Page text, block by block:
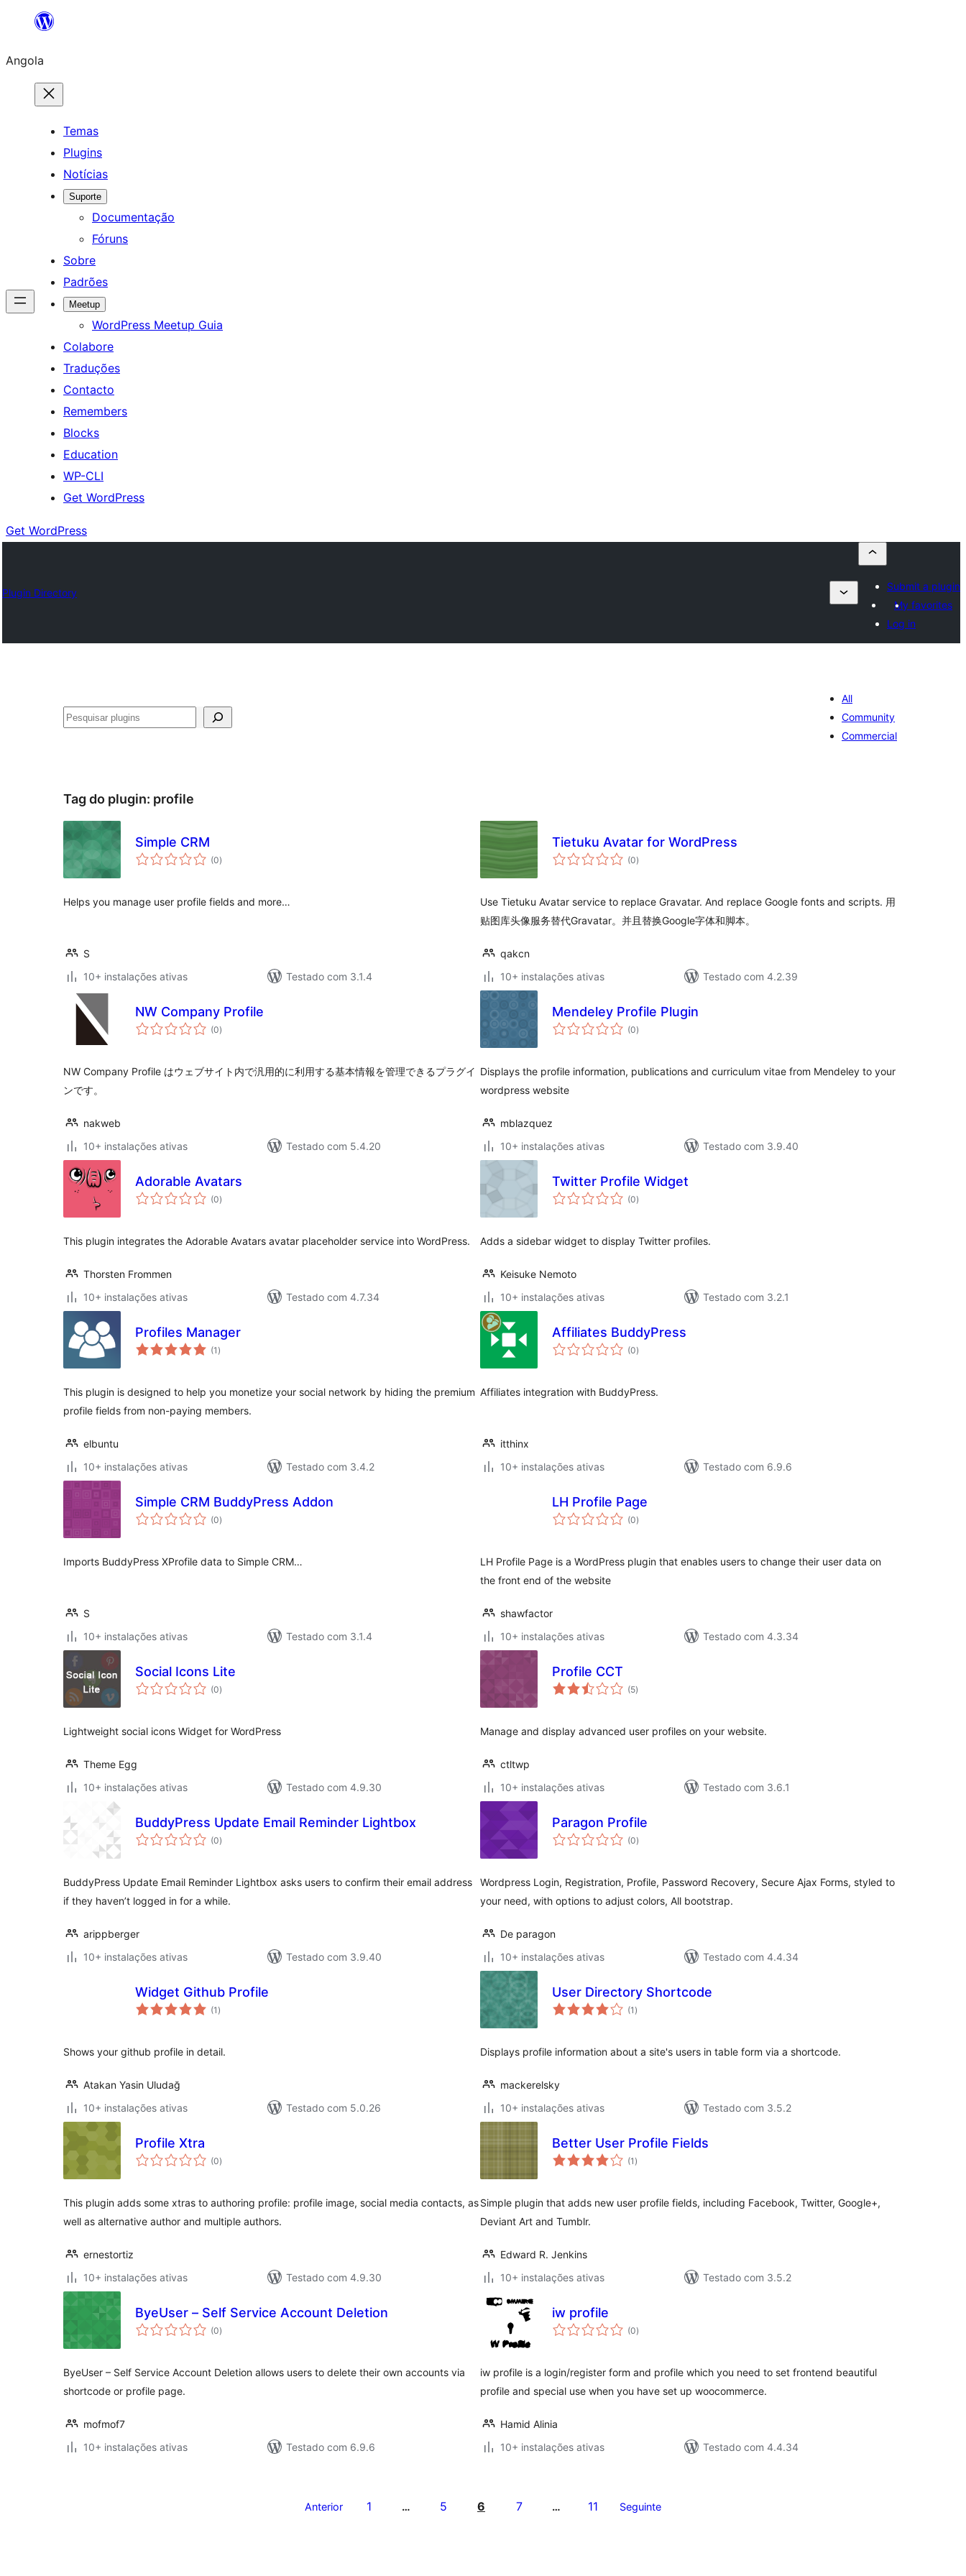
Saltar
o
conteúdo
Angola
Temas
Plugins
Notícias
Suporte
Documentação
Fóruns
Sobre
Padrões
Meetup
WordPress Meetup Guia
Colabore
Traduções
Contacto
Remembers
Blocks
Education
WP-CLI
Get WordPress
Get WordPress
Plugin Directory
Submit a plugin
My favorites
Log in
Pesquisar
All
Community
Commercial
Tag do plugin: profile
Simple CRM
(0avaliações
totais
)
Helps you manage user profile fields and more…
S
10+ instalações ativas
Testado com 3.1.4
Tietuku Avatar for WordPress
(0avaliações
totais
)
Use Tietuku Avatar service to replace Gravatar. And replace Google fonts and scripts. 用
贴图库头像服务替代Gravatar。并且替换Google字体和脚本。
qakcn
10+ instalações ativas
Testado com 4.2.39
NW Company Profile
(0avaliações
totais
)
NW Company Profile はウェブサイト内で汎用的に利用する基本情報を管理できるプラグイ
ンです。
nakweb
10+ instalações ativas
Testado com 5.4.20
Mendeley Profile Plugin
(0avaliações
totais
)
Displays the profile information, publications and curriculum vitae from Mendeley to your
wordpress website
mblazquez
10+ instalações ativas
Testado com 3.9.40
Adorable Avatars
(0avaliações
totais
)
This plugin integrates the Adorable Avatars avatar placeholder service into WordPress.
Thorsten Frommen
10+ instalações ativas
Testado com 4.7.34
Twitter Profile Widget
(0avaliações
totais
)
Adds a sidebar widget to display Twitter profiles.
Keisuke Nemoto
10+ instalações ativas
Testado com 3.2.1
Profiles Manager
(1 avaliações
totais
)
This plugin is designed to help you monetize your social network by hiding the premium
profile fields from non-paying members.
elbuntu
10+ instalações ativas
Testado com 3.4.2
Affiliates BuddyPress
(0avaliações
totais
)
Affiliates integration with BuddyPress.
itthinx
10+ instalações ativas
Testado com 6.9.6
Simple CRM BuddyPress Addon
(0avaliações
totais
)
Imports BuddyPress XProfile data to Simple CRM…
S
10+ instalações ativas
Testado com 3.1.4
LH Profile Page
(0avaliações
totais
)
LH Profile Page is a WordPress plugin that enables users to change their user data on
the front end of the website
shawfactor
10+ instalações ativas
Testado com 4.3.34
Social Icons Lite
(0avaliações
totais
)
Lightweight social icons Widget for WordPress
Theme Egg
10+ instalações ativas
Testado com 4.9.30
Profile CCT
(5avaliações
totais
)
Manage and display advanced user profiles on your website.
ctltwp
10+ instalações ativas
Testado com 3.6.1
BuddyPress Update Email Reminder Lightbox
(0avaliações
totais
)
BuddyPress Update Email Reminder Lightbox asks users to confirm their email address
if they haven’t logged in for a while.
arippberger
10+ instalações ativas
Testado com 3.9.40
Paragon Profile
(0avaliações
totais
)
Wordpress Login, Registration, Profile, Password Recovery, Secure Ajax Forms, styled to
your need, with options to adjust colors, All bootstrap.
De paragon
10+ instalações ativas
Testado com 4.4.34
Widget Github Profile
(1 avaliações
totais
)
Shows your github profile in detail.
Atakan Yasin Uludağ
10+ instalações ativas
Testado com 5.0.26
User Directory Shortcode
(1 avaliações
totais
)
Displays profile information about a site's users in table form via a shortcode.
mackerelsky
10+ instalações ativas
Testado com 3.5.2
Profile Xtra
(0avaliações
totais
)
This plugin adds some xtras to authoring profile: profile image, social media contacts, as
well as alternative author and multiple authors.
ernestortiz
10+ instalações ativas
Testado com 4.9.30
Better User Profile Fields
(1 avaliações
totais
)
Simple plugin that adds new user profile fields, including Facebook, Twitter, Google+,
Deviant Art and Tumblr.
Edward R. Jenkins
10+ instalações ativas
Testado com 3.5.2
ByeUser – Self Service Account Deletion
(0avaliações
totais
)
ByeUser – Self Service Account Deletion allows users to delete their own accounts via
shortcode or profile page.
mofmof7
10+ instalações ativas
Testado com 6.9.6
iw profile
(0avaliações
totais
)
iw profile is a login/register form and profile which you need to set frontend beautiful
profile and special use when you have set up woocommerce.
Hamid Alinia
10+ instalações ativas
Testado com 4.4.34
Anterior 1 … 5 6 7 … 11 Seguinte